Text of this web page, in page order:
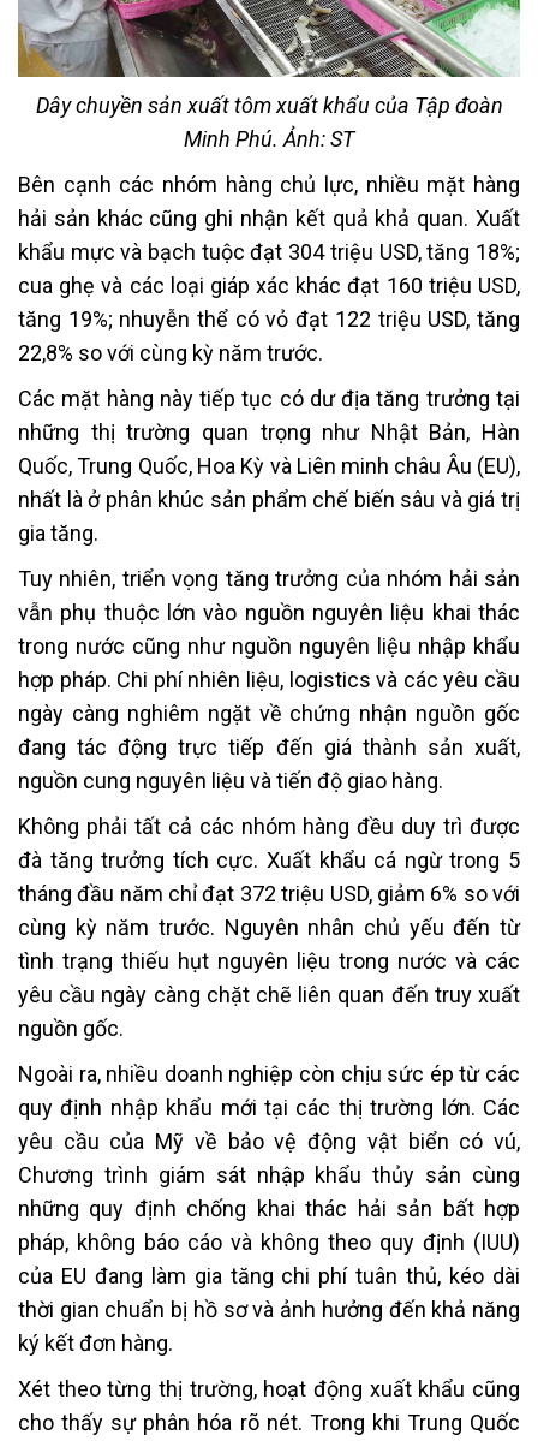
Dây chuyền sản xuất tôm xuất khẩu của Tập đoàn
Minh Phú. Ảnh: ST
Bên cạnh các nhóm hàng chủ lực, nhiều mặt hàng
hải sản khác cũng ghi nhận kết quả khả quan. Xuất
khẩu mực và bạch tuộc đạt 304 triệu USD, tăng 18%;
cua ghẹ và các loại giáp xác khác đạt 160 triệu USD,
tăng 19%; nhuyễn thể có vỏ đạt 122 triệu USD, tăng
22,8% so với cùng kỳ năm trước.
Các mặt hàng này tiếp tục có dư địa tăng trưởng tại
những thị trường quan trọng như Nhật Bản, Hàn
Quốc, Trung Quốc, Hoa Kỳ và Liên minh châu Âu (EU),
nhất là ở phân khúc sản phẩm chế biến sâu và giá trị
gia tăng.
Tuy nhiên, triển vọng tăng trưởng của nhóm hải sản
vẫn phụ thuộc lớn vào nguồn nguyên liệu khai thác
trong nước cũng như nguồn nguyên liệu nhập khẩu
hợp pháp. Chi phí nhiên liệu, logistics và các yêu cầu
ngày càng nghiêm ngặt về chứng nhận nguồn gốc
đang tác động trực tiếp đến giá thành sản xuất,
nguồn cung nguyên liệu và tiến độ giao hàng.
Không phải tất cả các nhóm hàng đều duy trì được
đà tăng trưởng tích cực. Xuất khẩu cá ngừ trong 5
tháng đầu năm chỉ đạt 372 triệu USD, giảm 6% so với
cùng kỳ năm trước. Nguyên nhân chủ yếu đến từ
tình trạng thiếu hụt nguyên liệu trong nước và các
yêu cầu ngày càng chặt chẽ liên quan đến truy xuất
nguồn gốc.
Ngoài ra, nhiều doanh nghiệp còn chịu sức ép từ các
quy định nhập khẩu mới tại các thị trường lớn. Các
yêu cầu của Mỹ về bảo vệ động vật biển có vú,
Chương trình giám sát nhập khẩu thủy sản cùng
những quy định chống khai thác hải sản bất hợp
pháp, không báo cáo và không theo quy định (IUU)
của EU đang làm gia tăng chi phí tuân thủ, kéo dài
thời gian chuẩn bị hồ sơ và ảnh hưởng đến khả năng
ký kết đơn hàng.
Xét theo từng thị trường, hoạt động xuất khẩu cũng
cho thấy sự phân hóa rõ nét. Trong khi Trung Quốc